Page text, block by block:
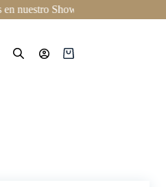
Showroom en Providencia
Carro